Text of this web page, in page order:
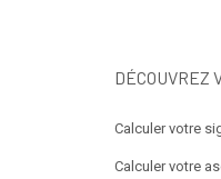
DÉCOUVREZ
Calculer votre
Calculer votre